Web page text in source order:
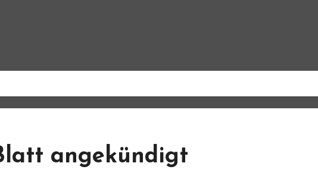
angekündigt